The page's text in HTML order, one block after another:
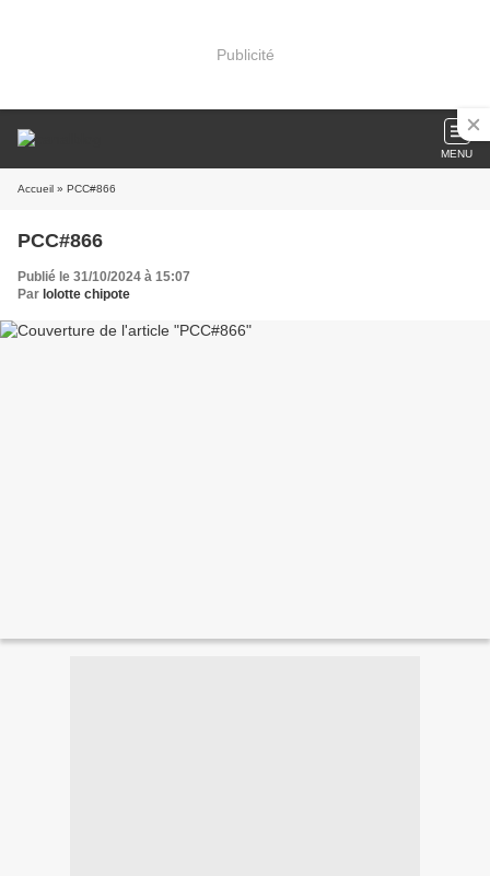
Publicité
MENU
Accueil » PCC#866
PCC#866
Publié le 31/10/2024 à 15:07
Par lolotte chipote